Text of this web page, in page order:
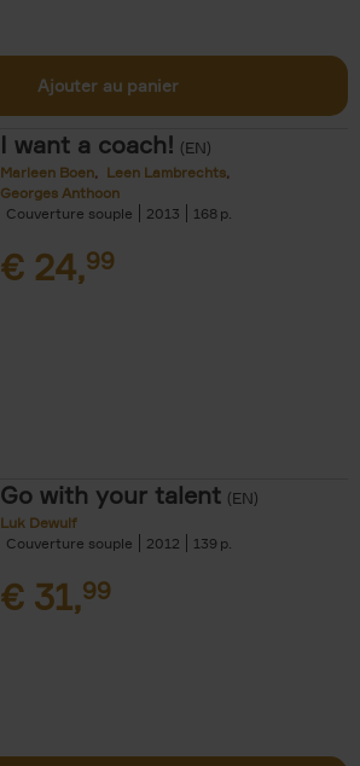
Ajouter au panier
I want a coach! (EN)
Marleen Boen
Leen Lambrechts
Georges Anthoon
Couverture souple
2013 168
€ 24,99
Go with your talent (EN)
Luk Dewulf
Couverture souple
2012 139
€ 31,99